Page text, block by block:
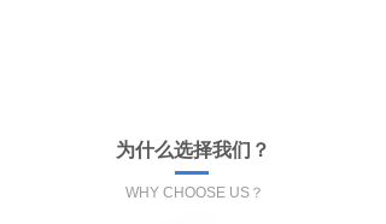
为什么选择我们？
WHY CHOOSE US？